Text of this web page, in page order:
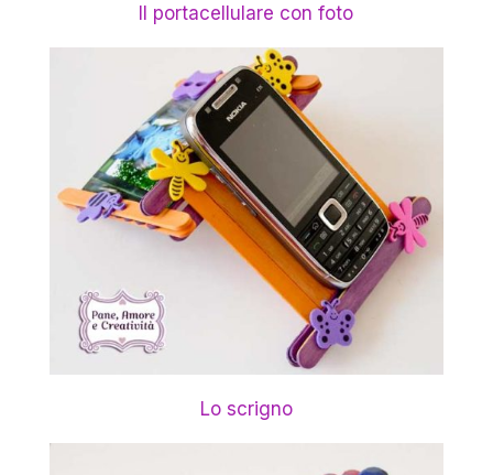
Il portacellulare con foto
Lo scrigno